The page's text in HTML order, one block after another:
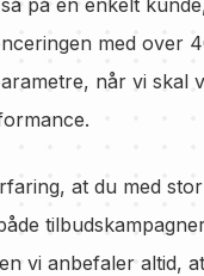
på en enkelt
med over
når vi skal
at du med
vi anbefaler altid,